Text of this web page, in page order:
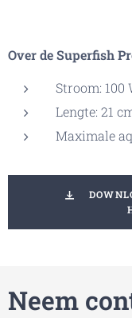
Over de Superfish
Stroom: 100
Lengte: 21
Maximale
Neem